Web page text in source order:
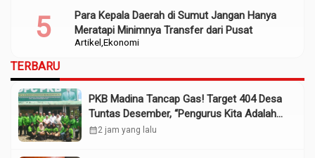
Artikel Ekonomi
Para Kepala Daerah di Sumut Jangan Hanya
Meratapi Minimnya Transfer dari Pusat
TERBARU
PKB Madina Tancap Gas! Target 404 Desa
Tuntas Desember, “Pengurus Kita Adalah
Tokoh”
calendar_month2 jam yang lalu